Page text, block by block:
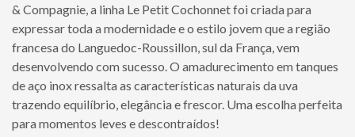
& Compagnie, a linha Le Petit Cochonnet foi criada para
expressar toda a modernidade e o estilo jovem que a região
francesa do Languedoc-Roussillon, sul da França, vem
desenvolvendo com sucesso. O amadurecimento em tanques
de aço inox ressalta as características naturais da uva
trazendo equilíbrio, elegância e frescor. Uma escolha perfeita
para momentos leves e descontraídos!